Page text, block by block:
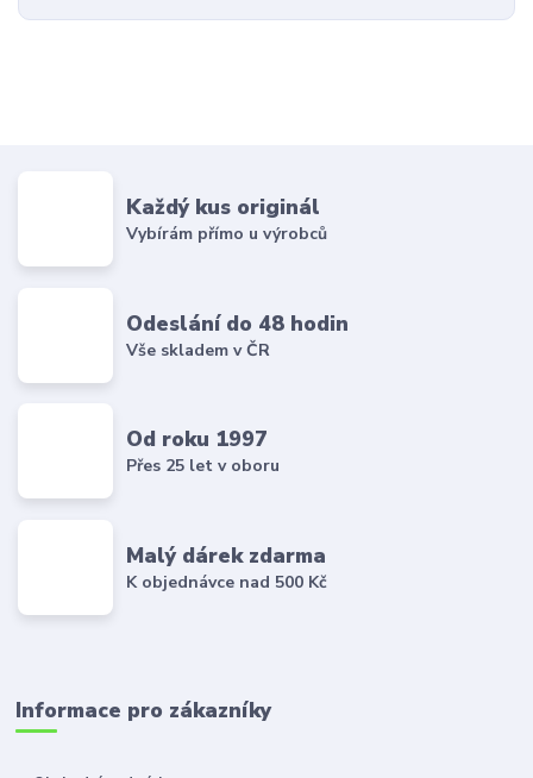
Každý kus originál
Vybírám přímo u výrobců
Odeslání do 48 hodin
Vše skladem v ČR
Od roku 1997
Přes 25 let v oboru
Malý dárek zdarma
K objednávce nad 500 Kč
Informace pro zákazníky